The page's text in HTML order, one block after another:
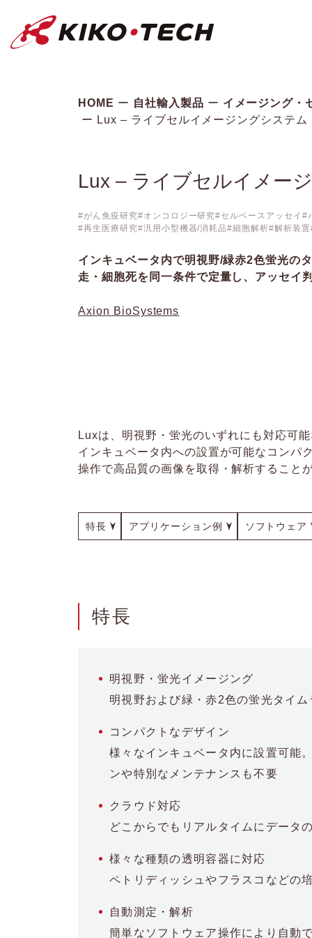
キコーテック株式会社 | ライフサイ
HOME 自社輸入製品
イメージング・
Lux – ライブセルイメージングシステ
Lux – ライブセルイメー
がん免疫研究 オンコロジー研究 セルベースアッセイ
再生医療研究
汎用小型機器/消耗品 細胞解析 解析装置
インキュベータ内で明視野/緑赤2色蛍光の
走・細胞死を同一条件で定量し、アッセイ
Axion BioSystems
Luxは、明視野・蛍光のいずれにも対応可
インキュベータ内への設置が可能なコンパ
操作で高品質の画像を取得・解析すること
特長 アプリケーション例 ソフトウェア
特長
明視野・蛍光イメージング
明視野および緑・赤2色の蛍光タイ
コンパクトなデザイン
様々なインキュベータ内に設置可能
ンや特別なメンテナンスも不要
クラウド対応
どこからでもリアルタイムにデータ
様々な種類の透明容器に対応
ペトリディッシュやフラスコなどの
自動測定・解析
簡単なソフトウェア操作により自動